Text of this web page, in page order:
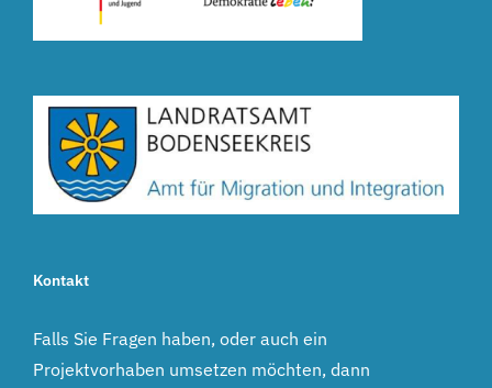
Kontakt
Falls Sie Fragen haben, oder auch ein
Projektvorhaben umsetzen möchten, dann